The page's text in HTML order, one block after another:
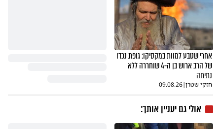
אחרי שטבע למוות במקסיקו: גופת נכדו
של הרב ארוש בן ה-4 שוחררה ללא
נתיחה
חזקי שטרן|
09.08.26
אולי גם יעניין אותך: